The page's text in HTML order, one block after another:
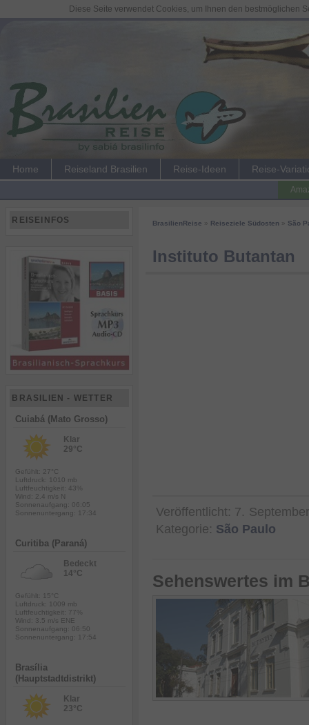
Home Reiseland Brasilien Reise-Ideen Reise-
BrasilienReise Reiseziele Südosten São
Instituto Butantan
Veröffentlicht: 7.
Kategorie: São Paulo
Sehenswertes im
REISEINFOS
BRASILIEN - WETTER
Cuiabá (Mato Grosso)
Klar
29°C
Gefühlt: 27°C
Luftdruck: 1010 mb
Luftfeuchtigkeit: 43%
Wind: 2.4 m/s N
Sonnenaufgang: 06:05
Sonnenuntergang: 17:34
Curitiba (Paraná)
Bedeckt
14°C
Gefühlt: 15°C
Luftdruck: 1009 mb
Luftfeuchtigkeit: 77%
Wind: 3.5 m/s ENE
Sonnenaufgang: 06:50
Sonnenuntergang: 17:54
Brasília
(Hauptstadtdistrikt)
Klar
23°C
Diese Seite verwendet Cookies, um Ihnen den bestmöglichen